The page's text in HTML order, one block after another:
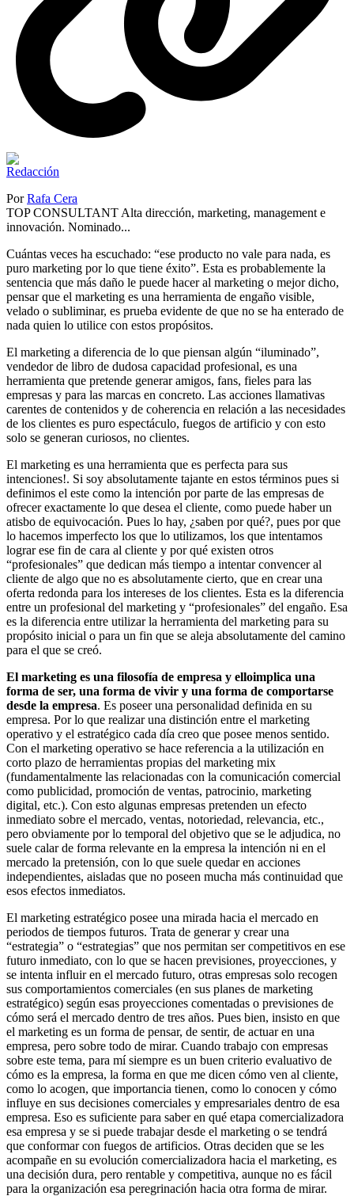
PorRafa Cera
TOP CONSULTANT Alta dirección, marketing, management e
innovación. Nominado...
Cuántas veces ha escuchado: “ese producto no vale para nada, es
puro marketing por lo que tiene éxito”. Esta es probablemente la
sentencia que más daño le puede hacer al marketing o mejor dicho,
pensar que el marketing es una herramienta de engaño visible,
velado o subliminar, es prueba evidente de que no se ha enterado de
nada quien lo utilice con estos propósitos.
El marketing a diferencia de lo que piensan algún “iluminado”,
vendedor de libro de dudosa capacidad profesional, es una
herramienta que pretende generar amigos, fans, fieles para las
empresas y para las marcas en concreto. Las acciones llamativas
carentes de contenidos y de coherencia en relación a las necesidades
de los clientes es puro espectáculo, fuegos de artificio y con esto
solo se generan curiosos, no clientes.
El marketing es una herramienta que es perfecta para sus
intenciones!. Si soy absolutamente tajante en estos términos pues si
definimos el este como la intención por parte de las empresas de
ofrecer exactamente lo que desea el cliente, como puede haber un
atisbo de equivocación. Pues lo hay, ¿saben por qué?, pues por que
lo hacemos imperfecto los que lo utilizamos, los que intentamos
lograr ese fin de cara al cliente y por qué existen otros
“profesionales” que dedican más tiempo a intentar convencer al
cliente de algo que no es absolutamente cierto, que en crear una
oferta redonda para los intereses de los clientes. Esta es la diferencia
entre un profesional del marketing y “profesionales” del engaño. Esa
es la diferencia entre utilizar la herramienta del marketing para su
propósito inicial o para un fin que se aleja absolutamente del camino
para el que se creó.
El marketing es una filosofía de empresa y elloimplica una
forma de ser, una forma de vivir y una forma de comportarse
desde la empresa. Es poseer una personalidad definida en su
empresa. Por lo que realizar una distinción entre el marketing
operativo y el estratégico cada día creo que posee menos sentido.
Con el marketing operativo se hace referencia a la utilización en
corto plazo de herramientas propias del marketing mix
(fundamentalmente las relacionadas con la comunicación comercial
como publicidad, promoción de ventas, patrocinio, marketing
digital, etc.). Con esto algunas empresas pretenden un efecto
inmediato sobre el mercado, ventas, notoriedad, relevancia, etc.,
pero obviamente por lo temporal del objetivo que se le adjudica, no
suele calar de forma relevante en la empresa la intención ni en el
mercado la pretensión, con lo que suele quedar en acciones
independientes, aisladas que no poseen mucha más continuidad que
esos efectos inmediatos.
El marketing estratégico posee una mirada hacia el mercado en
periodos de tiempos futuros. Trata de generar y crear una
“estrategia” o “estrategias” que nos permitan ser competitivos en ese
futuro inmediato, con lo que se hacen previsiones, proyecciones, y
se intenta influir en el mercado futuro, otras empresas solo recogen
sus comportamientos comerciales (en sus planes de marketing
estratégico) según esas proyecciones comentadas o previsiones de
cómo será el mercado dentro de tres años. Pues bien, insisto en que
el marketing es un forma de pensar, de sentir, de actuar en una
empresa, pero sobre todo de mirar. Cuando trabajo con empresas
sobre este tema, para mí siempre es un buen criterio evaluativo de
cómo es la empresa, la forma en que me dicen cómo ven al cliente,
como lo acogen, que importancia tienen, como lo conocen y cómo
influye en sus decisiones comerciales y empresariales dentro de esa
empresa. Eso es suficiente para saber en qué etapa comercializadora
esa empresa y se si puede trabajar desde el marketing o se tendrá
que conformar con fuegos de artificios. Otras deciden que se les
acompañe en su evolución comercializadora hacia el marketing, es
una decisión dura, pero rentable y competitiva, aunque no es fácil
para la organización esa peregrinación hacia otra forma de mirar.